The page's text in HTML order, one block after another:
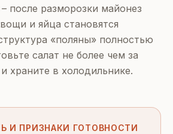
после разморозки майонез
и яйца становятся
«поляны» полностью
салат не более чем за
храните в холодильнике.
И ПРИЗНАКИ ГОТОВНОСТИ